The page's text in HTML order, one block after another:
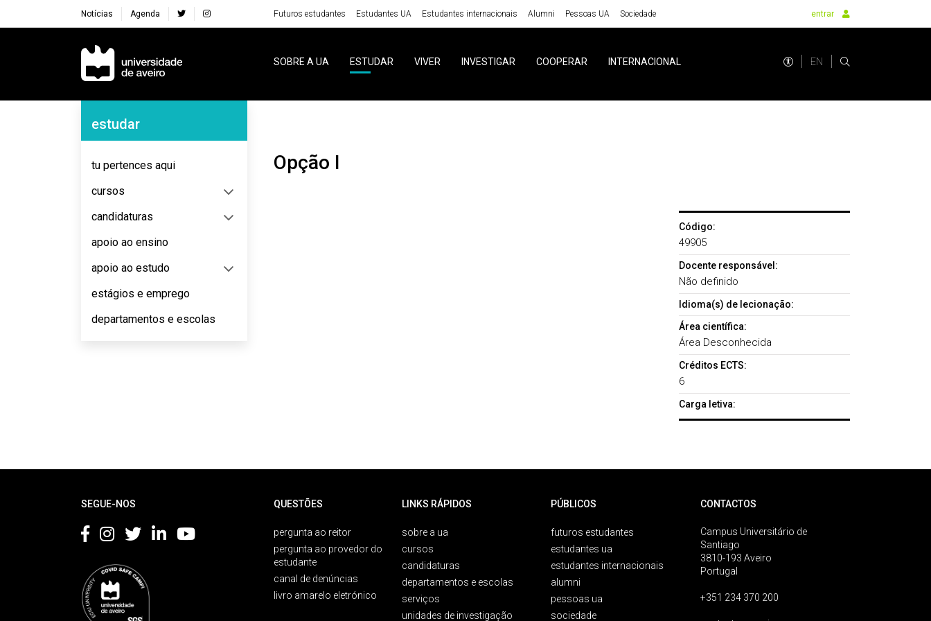
Notícias Agenda Futuros estudantes Estudantes UA Estudantes internacionais Alumni Pessoas UA Sociedade entrar
Navegação Principal
SOBRE A UA ESTUDAR VIVER INVESTIGAR COOPERAR INTERNACIONAL EN
Navegação Lateral
estudar
tu pertences aqui
cursos
candidaturas
apoio ao ensino
apoio ao estudo
estágios e emprego
departamentos e escolas
Opção I
Código:
49905
Docente responsável:
Não definido
Idioma(s) de lecionação:
Área científica:
Área Desconhecida
Créditos ECTS:
6
Carga letiva:
SEGUE-NOS QUESTÕES
pergunta ao reitor
pergunta ao provedor do
estudante
canal de denúncias
livro amarelo eletrónico
LINKS RÁPIDOS
sobre a ua
cursos
candidaturas
departamentos e escolas
serviços
unidades de investigação
PÚBLICOS
futuros estudantes
estudantes ua
estudantes internacionais
alumni
pessoas ua
sociedade
CONTACTOS
Campus Universitário de
Santiago
3810-193 Aveiro
Portugal
+351 234 370 200